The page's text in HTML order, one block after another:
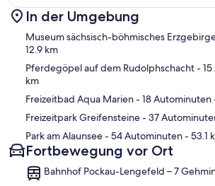
Karte
In der Umgebung
Museum sächsisch-böhmisches
12.9 km
Pferdegöpel auf dem Rudolphschacht-
km
Freizeitbad Aqua Marien- 18 Autominuten
Freizeitpark Greifensteine- 37
Park am Alaunsee- 54 Autominuten- 53.1
Fortbewegung vor Ort
Bahnhof Pockau-Lengefeld – 7